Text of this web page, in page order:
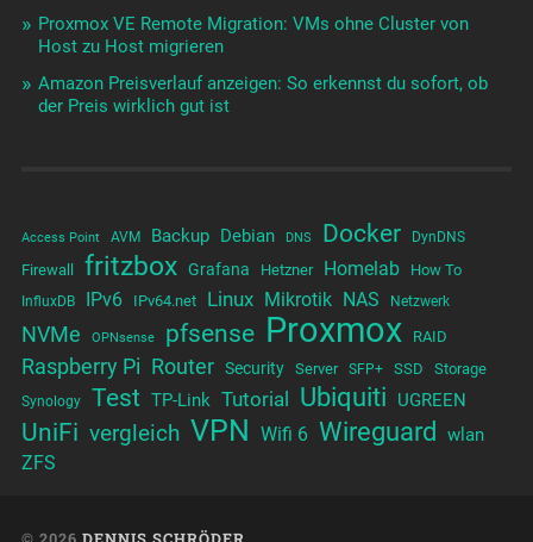
Proxmox VE Remote Migration: VMs ohne Cluster von
Host zu Host migrieren
Amazon Preisverlauf anzeigen: So erkennst du sofort, ob
der Preis wirklich gut ist
Access Point AVM Backup Debian DNS Docker DynDNS
Firewall fritzbox Grafana Hetzner Homelab How To
InfluxDB IPv6 IPv64.net Linux Mikrotik NAS Netzwerk
NVMe OPNsense pfsense Proxmox RAID
Raspberry Pi Router Security Server SFP+ SSD Storage
Synology Test TP-Link Tutorial Ubiquiti UGREEN
UniFi vergleich VPN Wifi 6 Wireguard wlan
ZFS